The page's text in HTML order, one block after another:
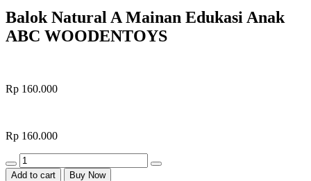
Balok Natural A Mainan Edukasi Anak
ABC WOODENTOYS
Rp 160.000
Rp 160.000
Quantity
Add to cart Buy Now